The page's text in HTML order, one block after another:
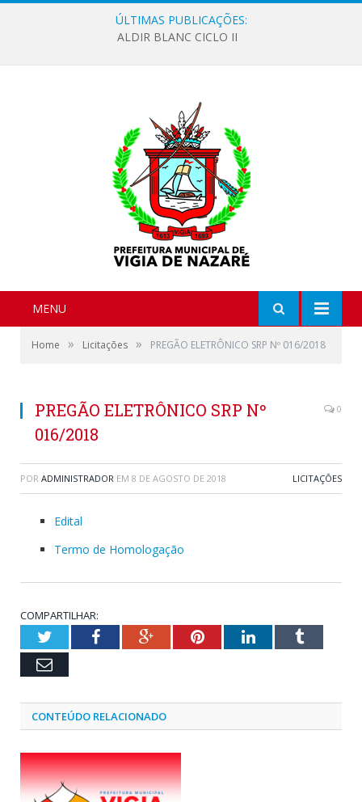
ÚLTIMAS PUBLICAÇÕES:
ALDIR BLANC CICLO II
MENU
Home » Licitações » PREGÃO ELETRÔNICO SRP Nº 016/2018
PREGÃO ELETRÔNICO SRP Nº
016/2018
0
POR ADMINISTRADOR EM 8 DE AGOSTO DE 2018 LICITAÇÕES
Edital
Termo de Homologação
COMPARTILHAR:
TwitterFacebookGoogle+PinterestLinkedInTumblr
Email
CONTEÚDO RELACIONADO